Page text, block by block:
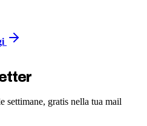
settimane, gratis nella tua mail